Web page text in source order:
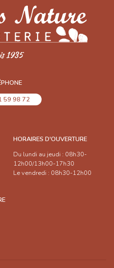
59 98 72
HORAIRES D'OUVERTURE
Du lundi au jeudi : 08h30-
12h00/13h00-17h30
Le vendredi : 08h30-12h00